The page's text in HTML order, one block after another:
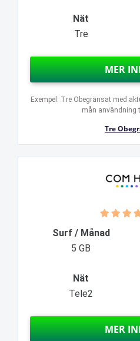
Nät
Tre
MER
Exempel: Tre Obegränsat med
mån användning
Tre
Surf / Månad
5 GB
Nät
Tele2
MER